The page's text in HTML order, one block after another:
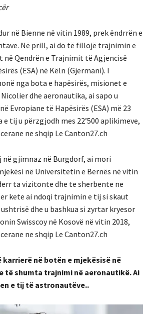
në Bienne në vitin 1989, prek ëndrrën e
Në prill, ai do të fillojë trajnimin e
Qendrën e Trajnimit të Agjencisë
(ESA) në Këln (Gjermani). I
nga bota e hapësirës, ​​misionet e
dhe aeronautika, ai sapo u
Evropiane të Hapësirës (ESA) më 23
e tij u përzgjodh mes 22’500 aplikimeve,
ne shqip Le Canton27.ch
në gjimnaz në Burgdorf, ai mori
në Universitetin e Bernës në vitin
ta vizitonte dhe te sherbente ne
kete ai ndoqi trajnimin e tij si skaut
dhe u bashkua si zyrtar kryesor
Swisscoy në Kosovë në vitin 2018,
ne shqip Le Canton27.ch
karrierë në botën e mjekësisë në
të shumta trajnimi në aeronautikë. Ai
e tij të astronautëve..